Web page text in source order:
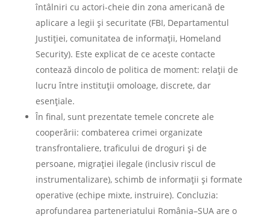
întâlniri cu actori-cheie din zona americană de
aplicare a legii și securitate (FBI, Departamentul
Justiției, comunitatea de informații, Homeland
Security). Este explicat de ce aceste contacte
contează dincolo de politica de moment: relații de
lucru între instituții omoloage, discrete, dar
esențiale.
În final, sunt prezentate temele concrete ale
cooperării: combaterea crimei organizate
transfrontaliere, traficului de droguri și de
persoane, migrației ilegale (inclusiv riscul de
instrumentalizare), schimb de informații și formate
operative (echipe mixte, instruire). Concluzia:
aprofundarea parteneriatului România–SUA are o